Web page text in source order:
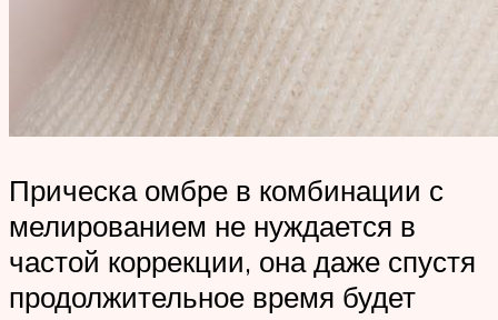
Прическа омбре в комбинации с
мелированием не нуждается в
частой коррекции, она даже спустя
продолжительное время будет